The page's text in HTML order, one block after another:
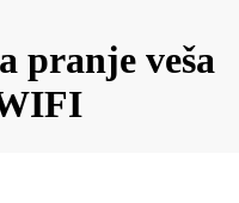
pranje veša